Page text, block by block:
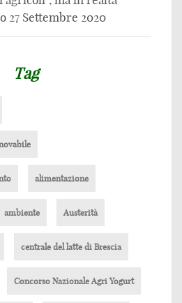
27 Settembre 2020
Tag
alimentazione
ambiente Austerità
centrale del latte di Brescia
Concorso Nazionale Agri Yogurt